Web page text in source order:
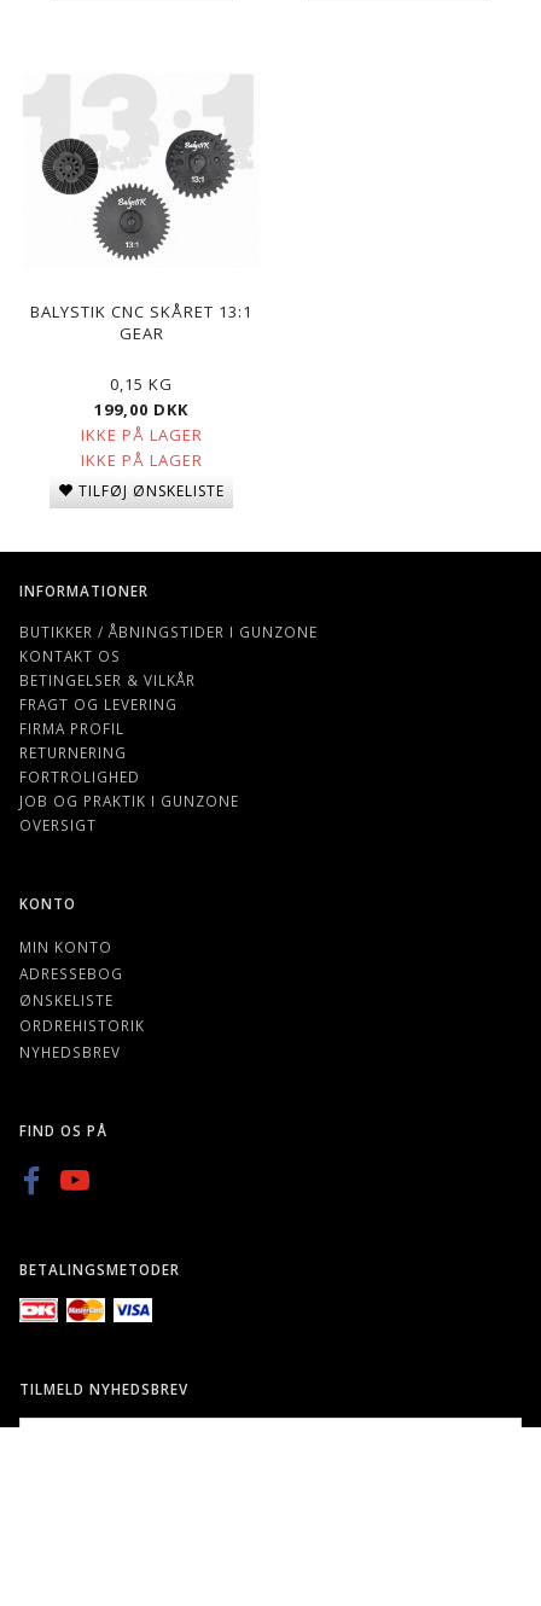
BALYSTIK CNC SKÅRET 13:1
GEAR
0,15 KG
199,00 DKK
IKKE PÅ LAGER
IKKE PÅ LAGER
TILFØJ ØNSKELISTE
INFORMATIONER
BUTIKKER / ÅBNINGSTIDER I GUNZONE
KONTAKT OS
BETINGELSER & VILKÅR
FRAGT OG LEVERING
FIRMA PROFIL
RETURNERING
FORTROLIGHED
JOB OG PRAKTIK I GUNZONE
OVERSIGT
KONTO
MIN KONTO
ADRESSEBOG
ØNSKELISTE
ORDREHISTORIK
NYHEDSBREV
FIND OS PÅ
BETALINGSMETODER
TILMELD NYHEDSBREV
EMAIL-